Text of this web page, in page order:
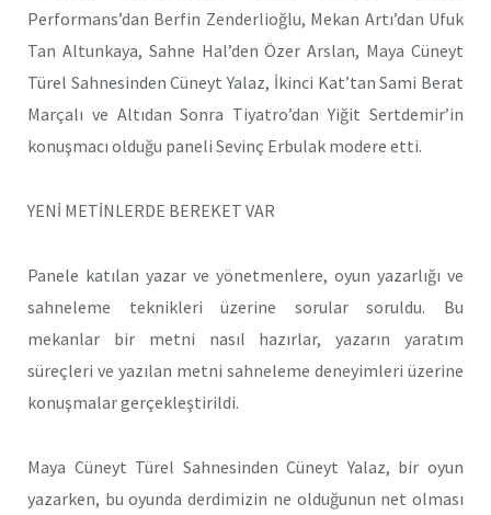
Performans’dan Berfin Zenderlioğlu, Mekan Artı’dan Ufuk
Tan Altunkaya, Sahne Hal’den Özer Arslan, Maya Cüneyt
Türel Sahnesinden Cüneyt Yalaz, İkinci Kat’tan Sami Berat
Marçalı ve Altıdan Sonra Tiyatro’dan Yiğit Sertdemir’in
konuşmacı olduğu paneli Sevinç Erbulak modere etti.
YENİ METİNLERDE BEREKET VAR
Panele katılan yazar ve yönetmenlere, oyun yazarlığı ve
sahneleme teknikleri üzerine sorular soruldu. Bu
mekanlar bir metni nasıl hazırlar, yazarın yaratım
süreçleri ve yazılan metni sahneleme deneyimleri üzerine
konuşmalar gerçekleştirildi.
Maya Cüneyt Türel Sahnesinden Cüneyt Yalaz, bir oyun
yazarken, bu oyunda derdimizin ne olduğunun net olması